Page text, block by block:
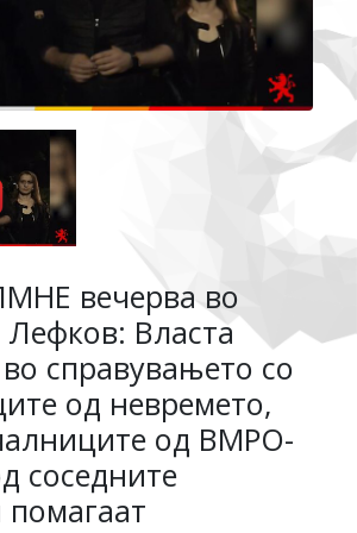
вечерва во
Власта
справувањето со
од невремето,
од ВМРО-
соседните